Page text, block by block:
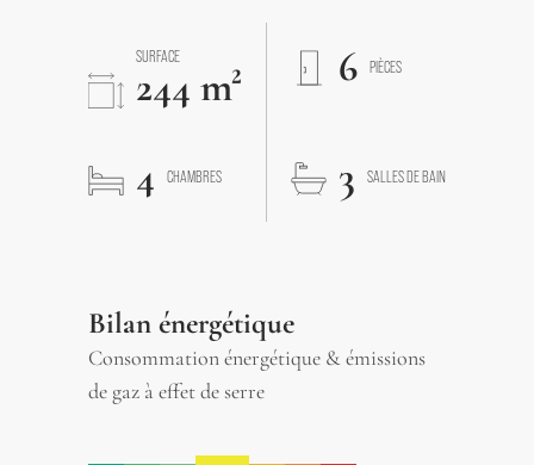
SURFACE
244 m² 6 PIÈCES
4 CHAMBRES 3 SALLES DE BAIN
Bilan énergétique
Consommation énergétique & émissions
de gaz à effet de serre